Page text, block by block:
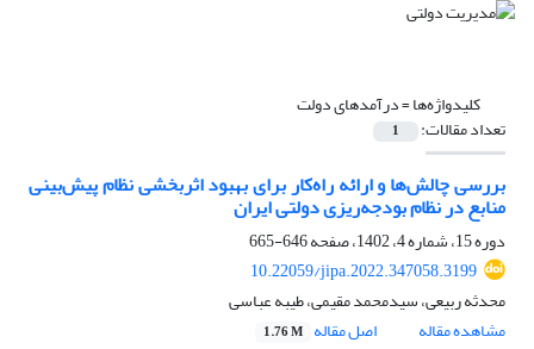
کلیدواژه‌ها =درآمدهای دولت
تعداد مقالات: 1
بررسی چالش‌ها و ارائه راه‌کار برای بهبود اثربخشی نظام پیش‌بینی
منابع در نظام بودجه‌ریزی دولتی ایران
دوره 15، شماره 4، 1402، صفحه
646-665
10.22059/jipa.2022.347058.3199
محدثه ربیعی، سیدمحمد مقیمی، طیبه عباسی
مشاهده مقاله
اصل مقاله 1.76 M